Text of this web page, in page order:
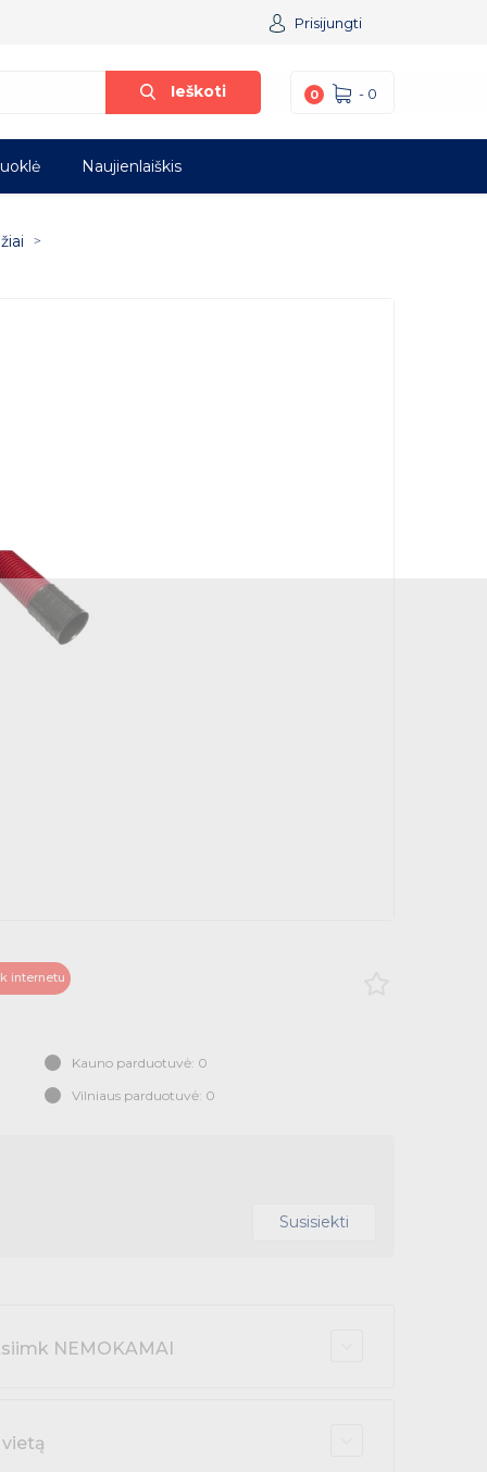
Prisijungti
Ieškoti 0 - 0
Naujienlaiškis
internetu
Kauno parduotuvė: 0
Vilniaus parduotuvė: 0
Susisiekti
NEMOKAMAI